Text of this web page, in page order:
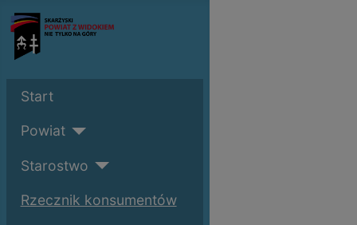
Start
Powiat
Starostwo
Rzecznik konsumentów